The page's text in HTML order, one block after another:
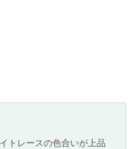
トレースの色合いが上品